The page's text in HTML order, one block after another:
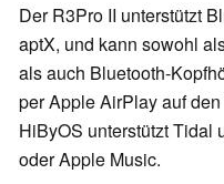
Der R3Pro II unterstützt
aptX, und kann sowohl
als auch Bluetooth-
per Apple AirPlay auf
HiByOS unterstützt Tidal
oder Apple Music.